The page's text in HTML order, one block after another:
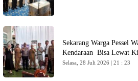
Sekarang Warga Pessel
Kendaraan Bisa Lewat
Selasa, 28 Juli 2026 | 21 : 23